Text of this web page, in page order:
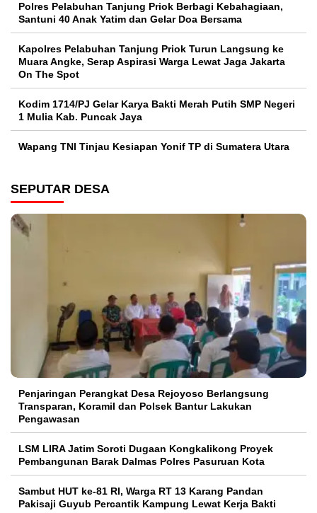
Polres Pelabuhan Tanjung Priok Berbagi Kebahagiaan,
Santuni 40 Anak Yatim dan Gelar Doa Bersama
Kapolres Pelabuhan Tanjung Priok Turun Langsung ke
Muara Angke, Serap Aspirasi Warga Lewat Jaga Jakarta
On The Spot
Kodim 1714/PJ Gelar Karya Bakti Merah Putih SMP Negeri
1 Mulia Kab. Puncak Jaya
Wapang TNI Tinjau Kesiapan Yonif TP di Sumatera Utara
SEPUTAR DESA
Penjaringan Perangkat Desa Rejoyoso Berlangsung
Transparan, Koramil dan Polsek Bantur Lakukan
Pengawasan
LSM LIRA Jatim Soroti Dugaan Kongkalikong Proyek
Pembangunan Barak Dalmas Polres Pasuruan Kota
Sambut HUT ke-81 RI, Warga RT 13 Karang Pandan
Pakisaji Guyub Percantik Kampung Lewat Kerja Bakti